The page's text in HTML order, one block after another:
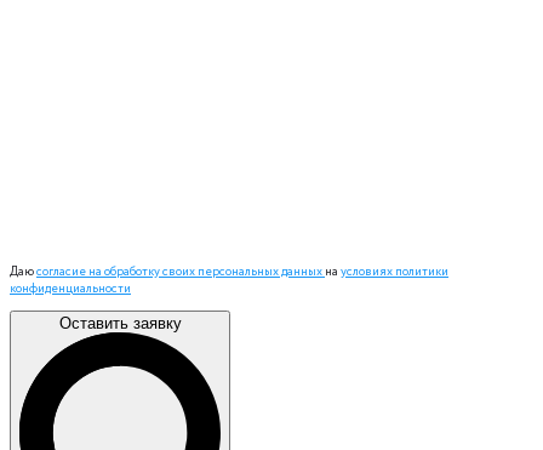
Даюсогласие на обработку своих персональных данныхна условиях политики
конфиденциальности
Оставить заявку